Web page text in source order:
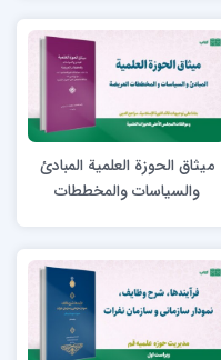
ميثاق الحوزة العلمية المبادئ
والسياسات والمخططات